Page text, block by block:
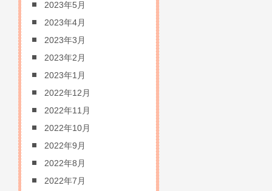
2023年5月
2023年4月
2023年3月
2023年2月
2023年1月
2022年12月
2022年11月
2022年10月
2022年9月
2022年8月
2022年7月